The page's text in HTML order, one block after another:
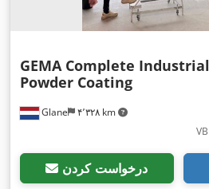
Glane ۴٬۳۲۸ km
GEMA Complete Industrial
Powder Coating
درخواست کردن